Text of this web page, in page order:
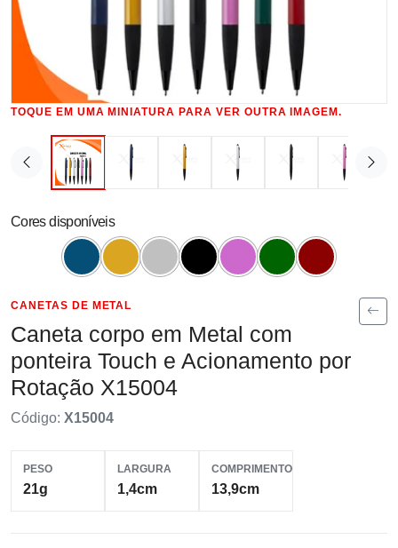
TOQUE EM UMA MINIATURA PARA VER OUTRA IMAGEM.
Cores disponíveis
CANETAS DE METAL
Caneta corpo em Metal com
ponteira Touch e Acionamento por
Rotação X15004
Código: X15004
PESO
21g
LARGURA
1,4cm
COMPRIMENTO
13,9cm